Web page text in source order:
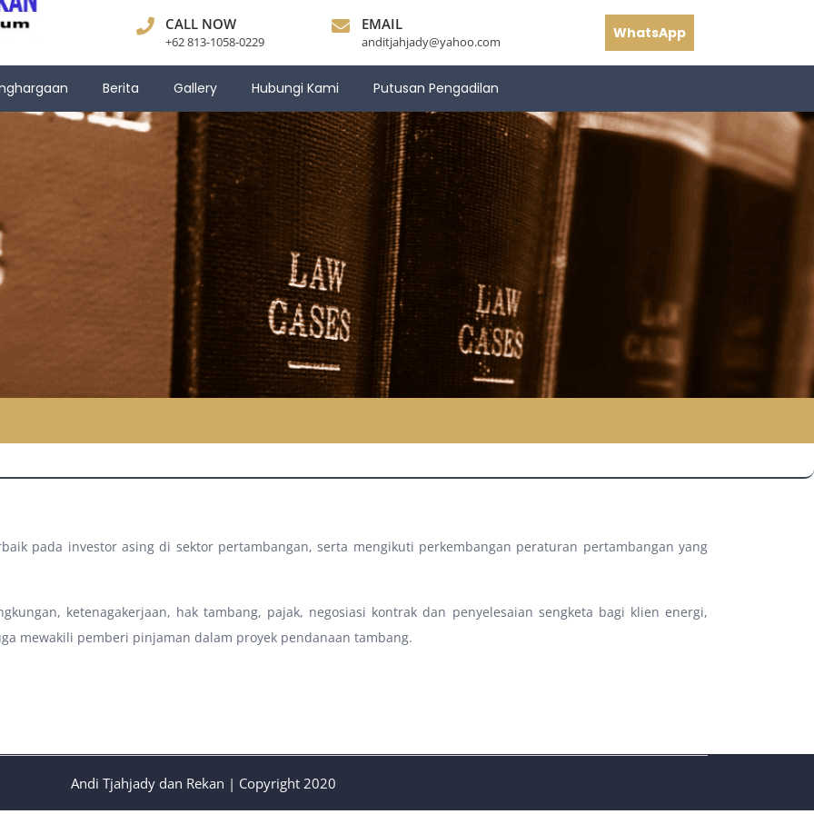
CALL NOW
+62 813-1058-0229
EMAIL
anditjahjady@yahoo.com WhatsApp
Berita Gallery Hubungi Kami Putusan Pengadilan
pada investor asing di sektor pertambangan, serta mengikuti perkembangan peraturan pertambangan yang
ketenagakerjaan, hak tambang, pajak, negosiasi kontrak dan penyelesaian sengketa bagi klien energi,
mewakili pemberi pinjaman dalam proyek pendanaan tambang.
Andi Tjahjady dan Rekan | Copyright 2020